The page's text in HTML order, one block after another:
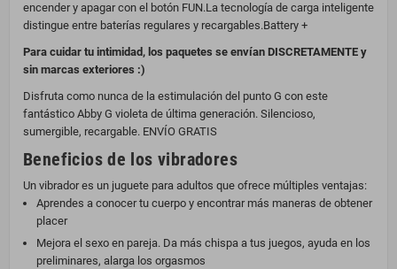
encender y apagar con el botón FUN.La tecnología de carga inteligente
distingue entre baterías regulares y recargables.Battery +
Para cuidar tu intimidad, los paquetes se envían DISCRETAMENTE y
sin marcas exteriores :)
Disfruta como nunca de la estimulación del punto G con este
fantástico Abby G violeta de última generación. Silencioso,
sumergible, recargable. ENVÍO GRATIS
Beneficios de los vibradores
Un vibrador es un juguete para adultos que ofrece múltiples ventajas:
Aprendes a conocer tu cuerpo y encontrar más maneras de obtener
placer
Mejora el sexo en pareja. Da más chispa a tus juegos, ayuda en los
preliminares, alarga los orgasmos